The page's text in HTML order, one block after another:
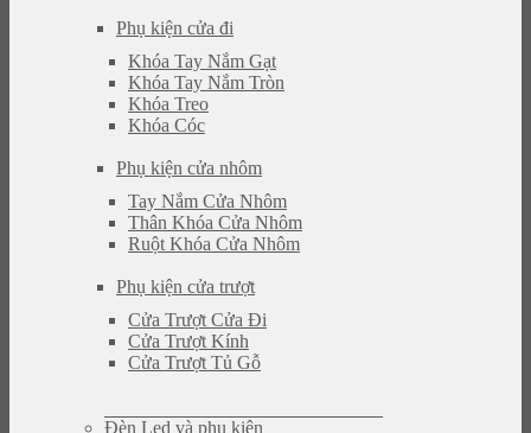
Phụ kiện cửa đi
Khóa Tay Nắm Gạt
Khóa Tay Nắm Tròn
Khóa Treo
Khóa Cóc
Phụ kiện cửa nhôm
Tay Nắm Cửa Nhôm
Thân Khóa Cửa Nhôm
Ruột Khóa Cửa Nhôm
Phụ kiện cửa trượt
Cửa Trượt Cửa Đi
Cửa Trượt Kính
Cửa Trượt Tủ Gỗ
Đèn Led và phụ kiện